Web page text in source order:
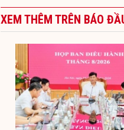
XEM THÊM TRÊN BÁO